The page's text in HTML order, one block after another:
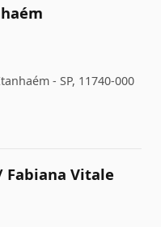
- SP, 11740-000
Vitale